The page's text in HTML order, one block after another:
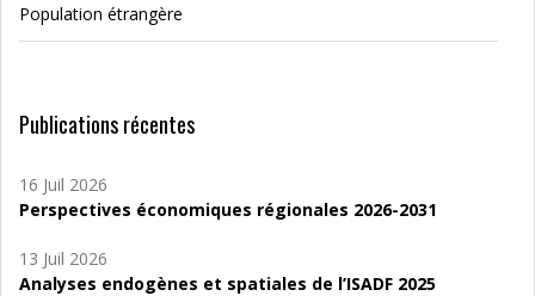
Population étrangère
Publications récentes
16 Juil 2026
Perspectives économiques régionales 2026-2031
13 Juil 2026
Analyses endogènes et spatiales de l’ISADF 2025